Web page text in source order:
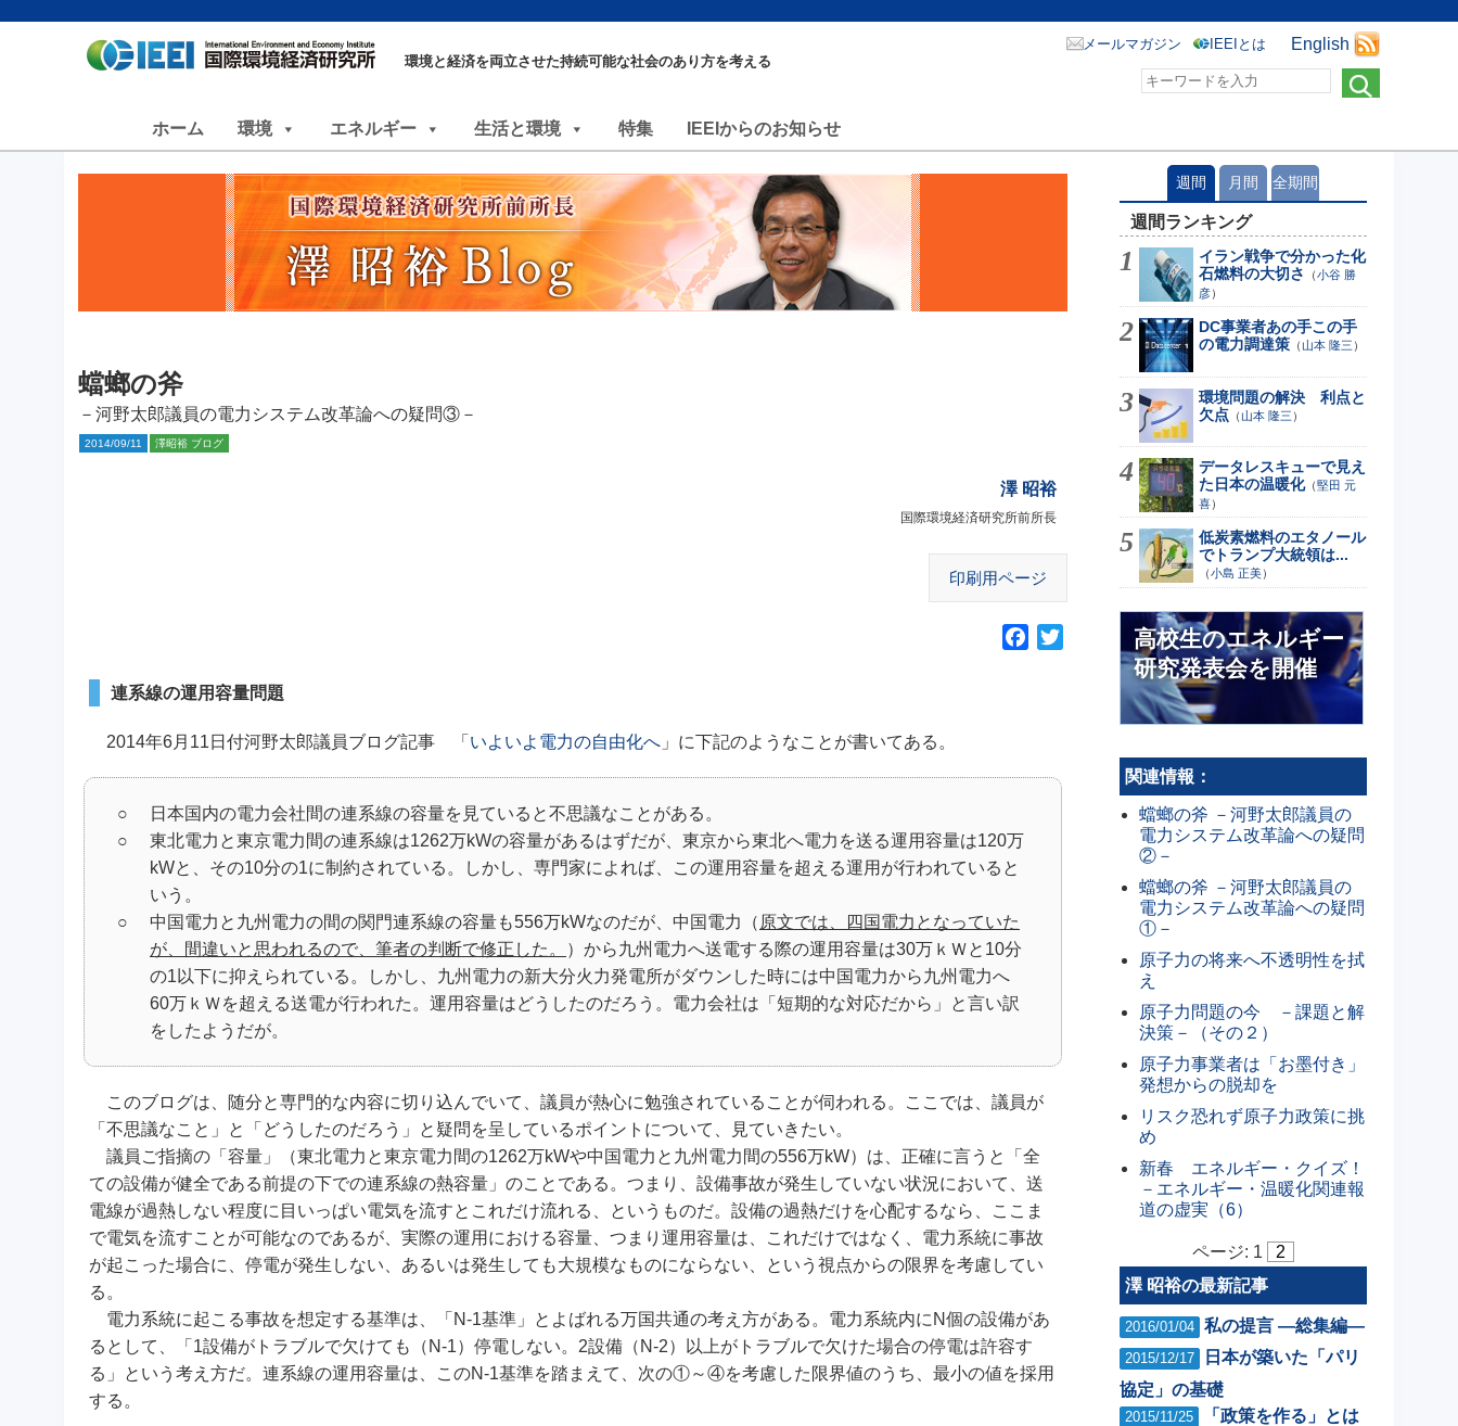
環境と経済を両立させた持続可能な社会のあり方を考える
English
メールマガジン IEEIとは
ホーム 環境 エネルギー 生活と環境 特集 IEEIからのお知らせ
蟷螂の斧
－河野太郎議員の電力システム改革論への疑問③－
2014/09/11 澤昭裕 ブログ
澤 昭裕
国際環境経済研究所前所長
印刷用ページ
連系線の運用容量問題
2014年6月11日付河野太郎議員ブログ記事 「 いよいよ電力の自由化へ 」に下記のようなことが書いてある。
○
日本国内の電力会社間の連系線の容量を見ていると不思議なことがある。
○
東北電力と東京電力間の連系線は1262万kWの容量があるはずだが、東京から東北へ電力を送る運用容量は120万
kWと、その10分の1に制約されている。しかし、専門家によれば、この運用容量を超える運用が行われていると
いう。
○
中国電力と九州電力の間の関門連系線の容量も556万kWなのだが、中国電力（ 原文では、四国電力となっていた
が、間違いと思われるので、筆者の判断で修正した。
）から九州電力へ送電する際の運用容量は30万ｋＷと10分
の1以下に抑えられている。しかし、九州電力の新大分火力発電所がダウンした時には中国電力から九州電力へ
60万ｋＷを超える送電が行われた。運用容量はどうしたのだろう。電力会社は「短期的な対応だから」と言い訳
をしたようだが。
このブログは、随分と専門的な内容に切り込んでいて、議員が熱心に勉強されていることが伺われる。ここでは、議員が
「不思議なこと」と「どうしたのだろう」と疑問を呈しているポイントについて、見ていきたい。
議員ご指摘の「容量」（東北電力と東京電力間の1262万kWや中国電力と九州電力間の556万kW）は、正確に言うと「全
ての設備が健全である前提の下での連系線の熱容量」のことである。つまり、設備事故が発生していない状況において、送
電線が過熱しない程度に目いっぱい電気を流すとこれだけ流れる、というものだ。設備の過熱だけを心配するなら、ここま
で電気を流すことが可能なのであるが、実際の運用における容量、つまり運用容量は、これだけではなく、電力系統に事故
が起こった場合に、停電が発生しない、あるいは発生しても大規模なものにならない、という視点からの限界を考慮してい
る。
電力系統に起こる事故を想定する基準は、「N-1基準」とよばれる万国共通の考え方がある。電力系統内にN個の設備があ
るとして、「1設備がトラブルで欠けても（N-1）停電しない。2設備（N-2）以上がトラブルで欠けた場合の停電は許容す
る」という考え方だ。連系線の運用容量は、このN-1基準を踏まえて、次の①～④を考慮した限界値のうち、最小の値を採用
する。
週間 月間 全期間
週間ランキング
イラン戦争で分かった化
石燃料の大切さ
（小谷 勝
彦）
DC事業者あの手この手
の電力調達策 （山本 隆三 ）
環境問題の解決 利点と
欠点 （山本 隆三 ）
データレスキューで見え
た日本の温暖化（堅田 元
喜）
低炭素燃料のエタノール
でトランプ大統領は...
（小島 正美）
高校生のエネルギー
研究発表会を開催
関連情報：
蟷螂の斧 －河野太郎議員の
電力システム改革論への疑問
②－
蟷螂の斧 －河野太郎議員の
電力システム改革論への疑問
①－
原子力の将来へ不透明性を拭
え
原子力問題の今 －課題と解
決策－（その２）
原子力事業者は「お墨付き」
発想からの脱却を
リスク恐れず原子力政策に挑
め
新春 エネルギー・クイズ！
－エネルギー・温暖化関連報
道の虚実（6）
ページ: 1
2
澤 昭裕の最新記事
2016/01/04 私の提言 ―総集編―
2015/12/17
日本が築いた「パリ
協定」の基礎
2015/11/25
「政策を作る」とは